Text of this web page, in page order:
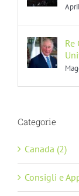
Re
Categorie
Canada (2)
Consigli e